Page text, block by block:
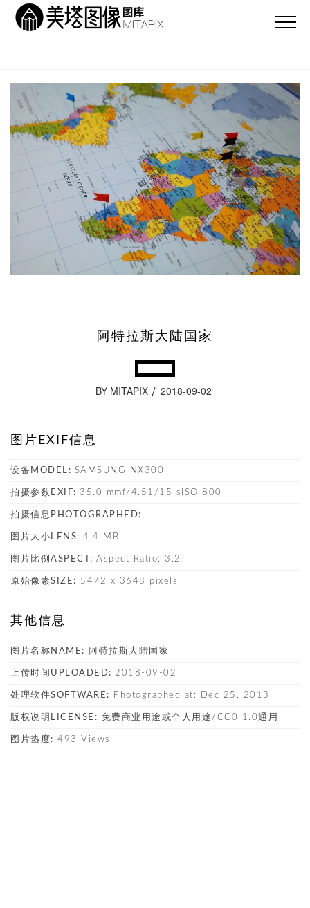
阿特拉斯大陆国家
BY MITAPIX 2018-09-02
图片EXIF信息
设备MODEL: SAMSUNG NX300
拍摄参数EXIF: 35.0 mmf/4.51/15 sISO 800
拍摄信息PHOTOGRAPHED:
图片大小LENS: 4.4 MB
图片比例ASPECT: Aspect Ratio: 3:2
原始像素SIZE: 5472 x 3648 pixels
其他信息
图片名称NAME: 阿特拉斯大陆国家
上传时间UPLOADED: 2018-09-02
处理软件SOFTWARE: Photographed at: Dec 25, 2013
版权说明LICENSE: 免费商业用途或个人用途/CC0 1.0通用
图片热度: 493 Views